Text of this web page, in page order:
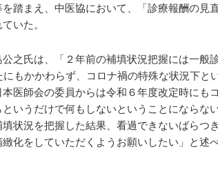
踏まえ、中医協において、「診療報酬の見
いた。
之氏は、「２年前の補填状況把握には一般
もかかわらず、コロナ禍の特殊な状況下と
医師会の委員からは令和６年度改定時にも
いうだけで何もしないということにならな
状況を把握した結果、看過できないばらつ
化をしていただくようお願いしたい」と述べ